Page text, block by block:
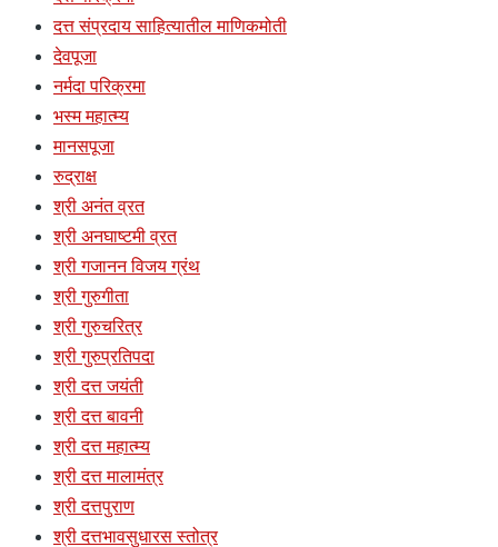
दत्त संप्रदाय साहित्यातील माणिकमोती
देवपूजा
नर्मदा परिक्रमा
भस्म महात्म्य
मानसपूजा
रुद्राक्ष
श्री अनंत व्रत
श्री अनघाष्टमी व्रत
श्री गजानन विजय ग्रंथ
श्री गुरुगीता
श्री गुरुचरित्र
श्री गुरुप्रतिपदा
श्री दत्त जयंती
श्री दत्त बावनी
श्री दत्त महात्म्य
श्री दत्त मालामंत्र
श्री दत्तपुराण
श्री दत्तभावसुधारस स्तोत्र